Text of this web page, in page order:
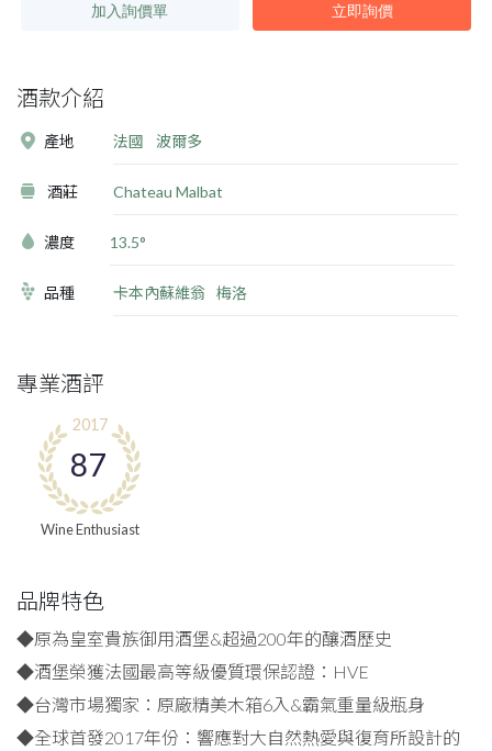
加入詢價單 立即詢價
酒款介紹
產地 法國 波爾多
酒莊 Chateau Malbat
濃度 13.5°
品種 卡本內蘇維翁 梅洛
專業酒評
2017
87
Wine Enthusiast
品牌特色
◆原為皇室貴族御用酒堡&超過200年的釀酒歷史
◆酒堡榮獲法國最高等級優質環保認證：HVE
◆台灣市場獨家：原廠精美木箱6入&霸氣重量級瓶身
◆全球首發2017年份：響應對大自然熱愛與復育所設計的